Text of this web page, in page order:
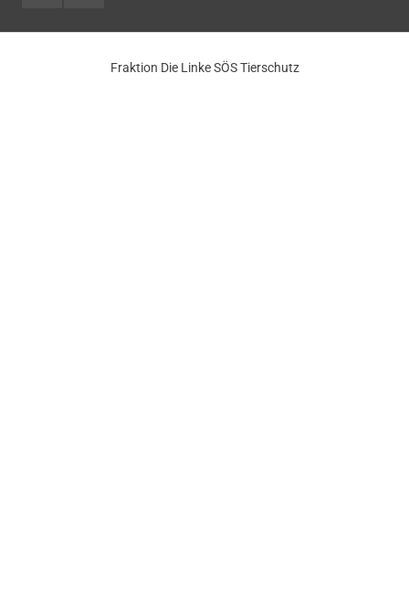
Fraktion Die Linke SÖS Tierschutz